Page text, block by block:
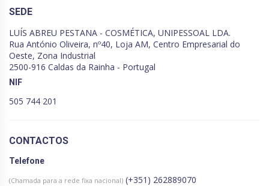
SEDE
LUÍS ABREU PESTANA - COSMÉTICA, UNIPESSOAL LDA.
Rua António Oliveira, nº40, Loja AM, Centro Empresarial do
Oeste, Zona Industrial
2500-916 Caldas da Rainha - Portugal
NIF
505 744 201
CONTACTOS
Telefone
(Chamada para a rede fixa nacional) (+351) 262889070